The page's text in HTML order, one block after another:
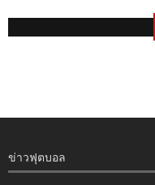
ข่าวฟุตบอล